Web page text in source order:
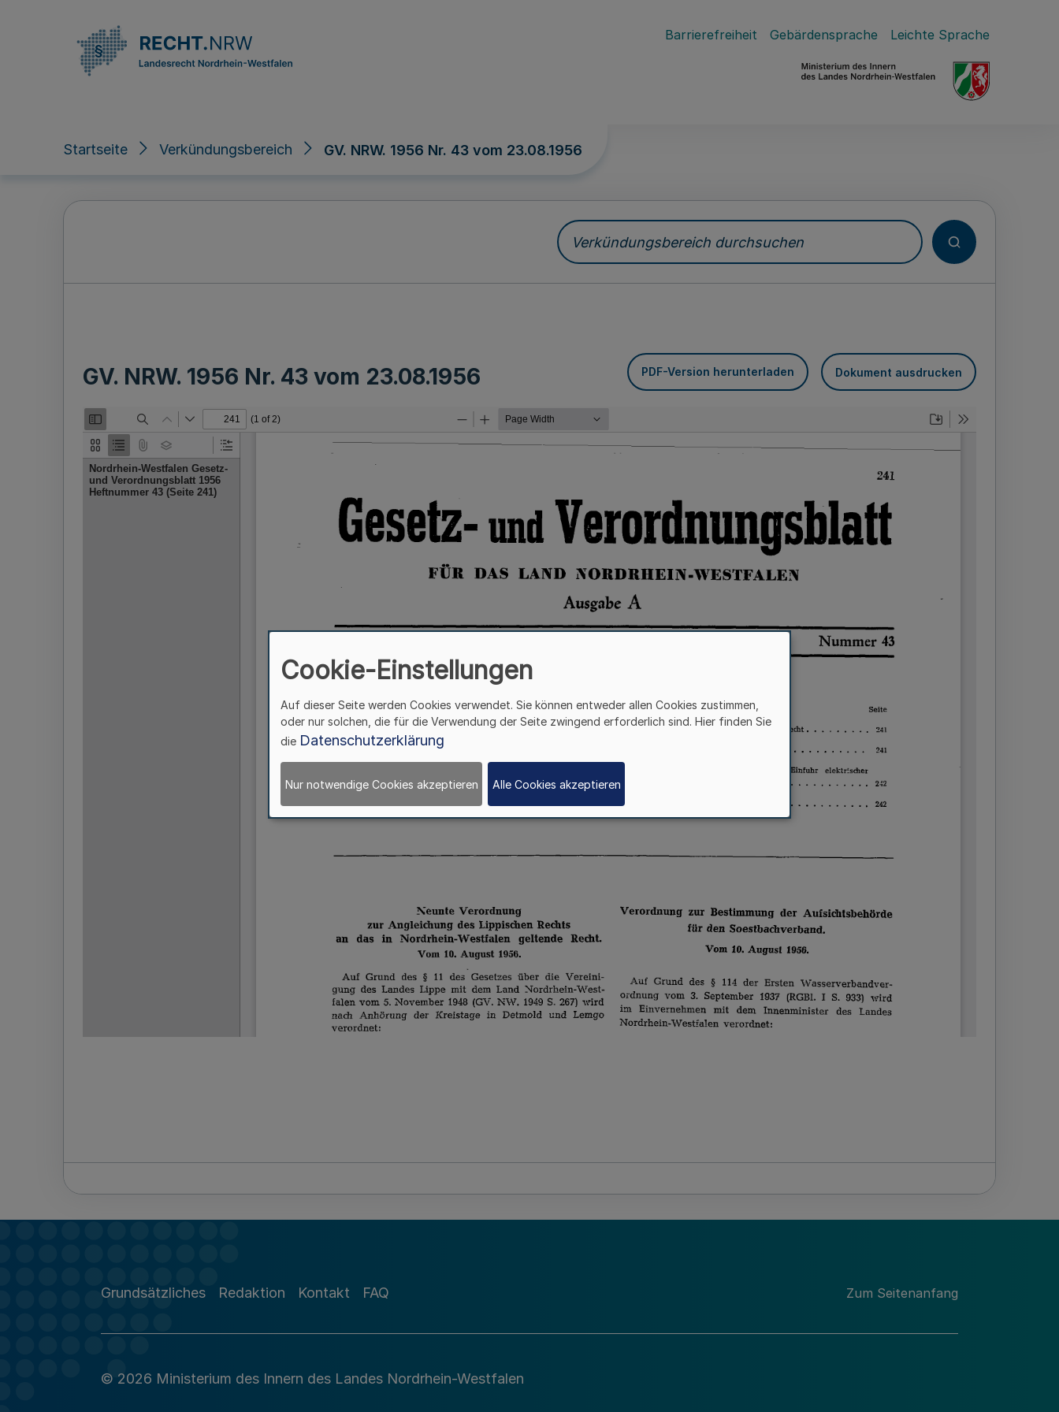
Barrierefreiheit Gebärdensprache Leichte Sprache
Startseite Verkündungsbereich GV. NRW. 1956 Nr. 43 vom 23.08.1956
Verkündungsbereich durchsuchen
GV. NRW. 1956 Nr. 43 vom 23.08.1956 PDF-Version herunterladen Dokument ausdrucken
Grundsätzliches Redaktion Kontakt FAQ Zum Seitenanfang
© 2026 Ministerium des Innern des Landes Nordrhein-Westfalen
Cookie-Einstellungen
Auf dieser Seite werden Cookies verwendet. Sie können entweder allen Cookies zustimmen,
oder nur solchen, die für die Verwendung der Seite zwingend erforderlich sind. Hier finden Sie
die Datenschutzerklärung
Nur notwendige Cookies akzeptieren Alle Cookies akzeptieren